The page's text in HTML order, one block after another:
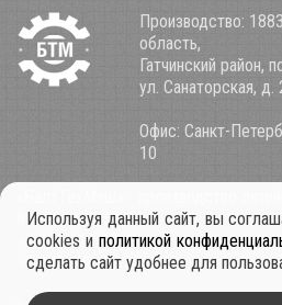
Производство:
область,
Гатчинский район,
ул. Санаторская,
Офис: Санкт-
10
8 (800) 100-34-85
+7 921 911-39-53
+7 931 979-11-30
Используя данный сайт, вы
cookies и политикой
сделать сайт удобнее для